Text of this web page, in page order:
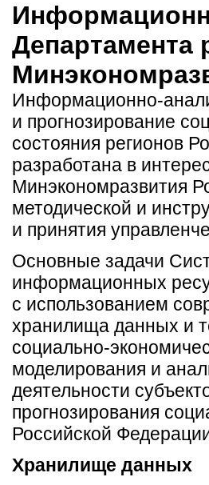
Департамента
Информационно-
и прогнозирование
состояния регионов
разработана в
Минэкономразвития
методической и
и принятия
Основные задачи
информационных
с использованием
хранилища данных и
социально-
моделирования и
деятельности
прогнозирования
Российской
Хранилище данных